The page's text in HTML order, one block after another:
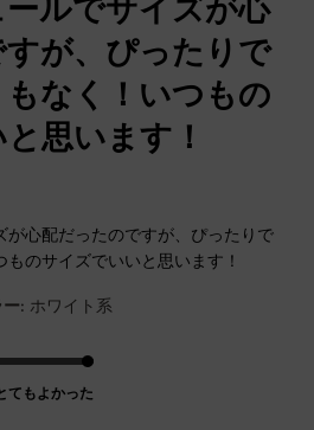
ルでサイズが心
が、ぴったりで
なく！いつもの
思います！
が心配だったのですが、ぴったりで
のサイズでいいと思います！
ー: ホワイト系
てもよかった